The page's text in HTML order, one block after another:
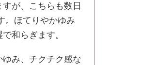
が、こちらも数日
。ほてりやかゆみ
和らぎます。
ゆみ、チクチク感な